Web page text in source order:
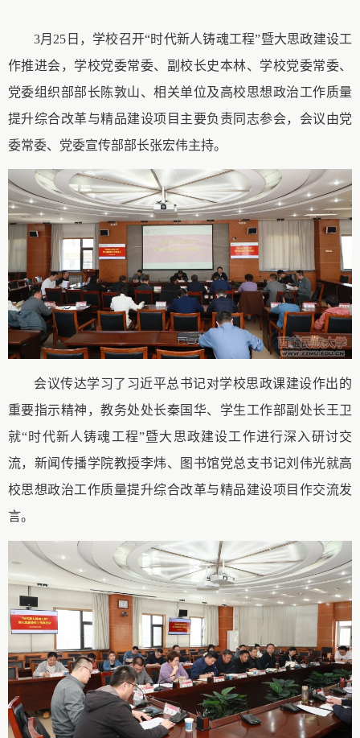
3月25日，学校召开“时代新人铸魂工程”暨大思政建设工
作推进会，学校党委常委、副校长史本林、学校党委常委、
党委组织部部长陈敦山、相关单位及高校思想政治工作质量
提升综合改革与精品建设项目主要负责同志参会，会议由党
委常委、党委宣传部部长张宏伟主持。
会议传达学习了习近平总书记对学校思政课建设作出的
重要指示精神，教务处处长秦国华、学生工作部副处长王卫
就“时代新人铸魂工程”暨大思政建设工作进行深入研讨交
流，新闻传播学院教授李炜、图书馆党总支书记刘伟光就高
校思想政治工作质量提升综合改革与精品建设项目作交流发
言。